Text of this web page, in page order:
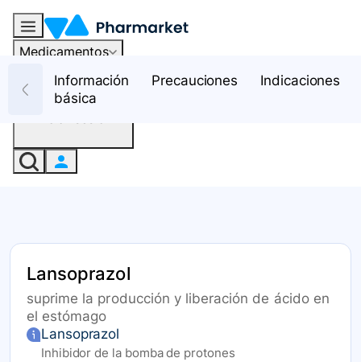
Medicamentos
RecursosInformación
básica
Precauciones Indicaciones
Lansoprazol
suprime la producción y liberación de ácido en
el estómago
Lansoprazol
Inhibidor de la bomba de protones